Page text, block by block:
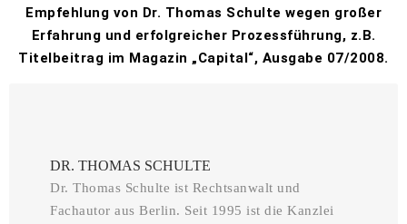
Empfehlung von Dr. Thomas Schulte wegen großer
Erfahrung und erfolgreicher Prozessführung, z.B.
Titelbeitrag im Magazin „Capital“, Ausgabe 07/2008.
DR. THOMAS SCHULTE
Dr. Thomas Schulte ist Rechtsanwalt und
Fachautor aus Berlin. Seit 1995 ist die Kanzlei